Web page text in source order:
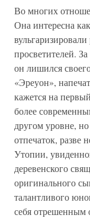
Во многих
Она интересна
просветителей.
он лишился
«Эреуон»,
кажется на
более
другом уровне,
отпечаток, разве
Утопии,
деревенского
оригинального
талантливого
себя отрешенным